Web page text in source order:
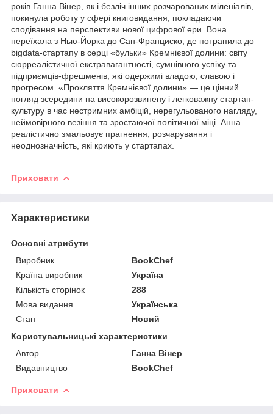
років Ганна Вінер, як і безліч інших розчарованих міленіалів,
покинула роботу у сфері книговидання, покладаючи
сподівання на перспективи нової цифрової ери. Вона
переїхала з Нью-Йорка до Сан-Франциско, де потрапила до
bigdata-стартапу в серці «бульки» Кремнієвої долини: світу
сюрреалістичної екстравагантності, сумнівного успіху та
підприємців-фрешменів, які одержимі владою, славою і
прогресом. «Прокляття Кремнієвої долини» — це цінний
погляд зсередини на високорозвинену і легковажну стартап-
культуру в час нестримних амбіцій, нерегульованого нагляду,
неймовірного везіння та зростаючої політичної міці. Анна
реалістично змальовує прагнення, розчарування і
неоднозначність, які криють у стартапах.
Приховати
Характеристики
Основні атрибути
Виробник
BookChef
Країна виробник
Україна
Кількість сторінок
288
Мова видання
Українська
Стан
Новий
Користувальницькі характеристики
Автор
Ганна Вінер
Видавництво
BookChef
Приховати